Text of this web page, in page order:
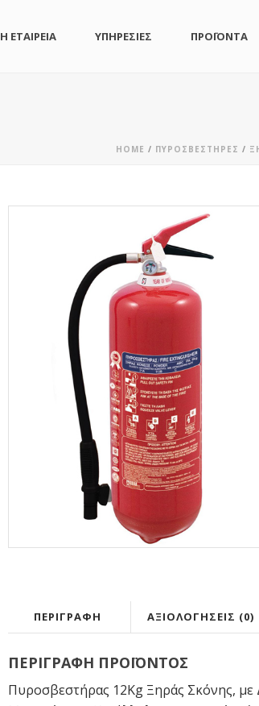
Η ΕΤΑΙΡΕΙΑ ΥΠΗΡΕΣΙΕΣ ΠΡΟΪΟΝΤΑ
HOME / ΠΥΡΟΣΒΕΣΤΉΡΕΣ /
ΠΕΡΙΓΡΑΦΉ ΑΞΙΟΛΟΓΉΣΕΙΣ (0)
ΠΕΡΙΓΡΑΦΗ ΠΡΟΪΟΝΤΟΣ
Πυροσβεστήρας 12Kg Ξηράς Σκόνης,